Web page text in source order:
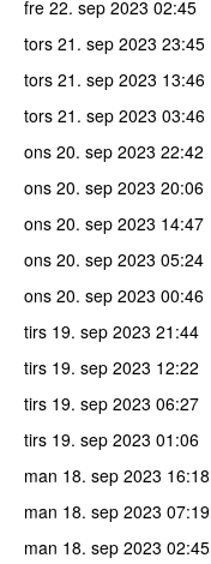
fre 22. sep 2023 02:45
tors 21. sep 2023 23:45
tors 21. sep 2023 13:46
tors 21. sep 2023 03:46
ons 20. sep 2023 22:42
ons 20. sep 2023 20:06
ons 20. sep 2023 14:47
ons 20. sep 2023 05:24
ons 20. sep 2023 00:46
tirs 19. sep 2023 21:44
tirs 19. sep 2023 12:22
tirs 19. sep 2023 06:27
tirs 19. sep 2023 01:06
man 18. sep 2023 16:18
man 18. sep 2023 07:19
man 18. sep 2023 02:45